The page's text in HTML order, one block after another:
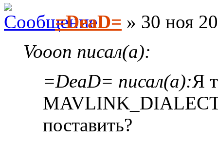
=DeaD= » 30 ноя
Vooon писал(а):
=DeaD= писал(а):Я
поставить?